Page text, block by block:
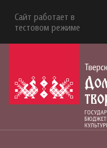
Сайт работает в
тестовом режиме